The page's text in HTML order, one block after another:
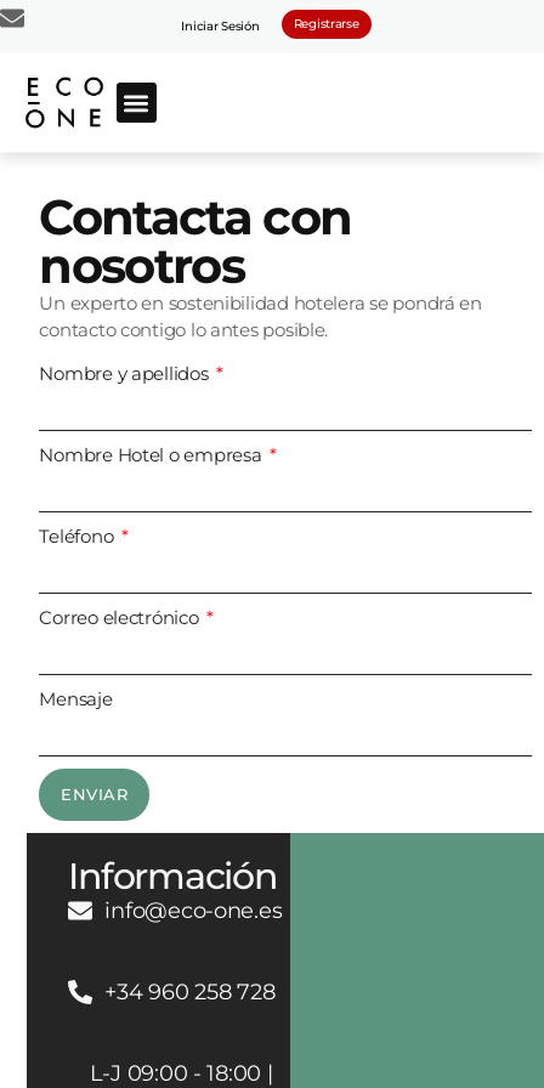
Iniciar Sesión Registrarse
Contacta con
nosotros
Un experto en sostenibilidad hotelera se pondrá en
contacto contigo lo antes posible.
Nombre y apellidos
Nombre Hotel o empresa
Teléfono
Correo electrónico
Mensaje
ENVIAR
Información
info@eco-one.es
+34 960 258 728
L-J 09:00 - 18:00 |